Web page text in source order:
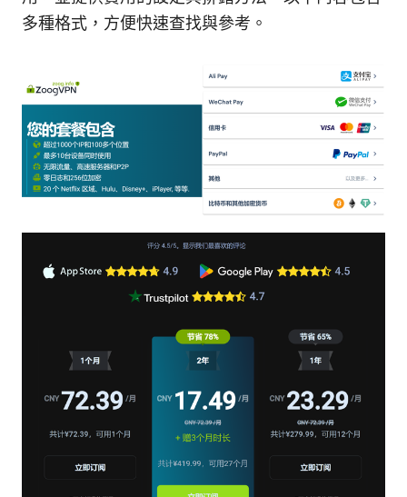
多種格式，方便快速查找與參考。